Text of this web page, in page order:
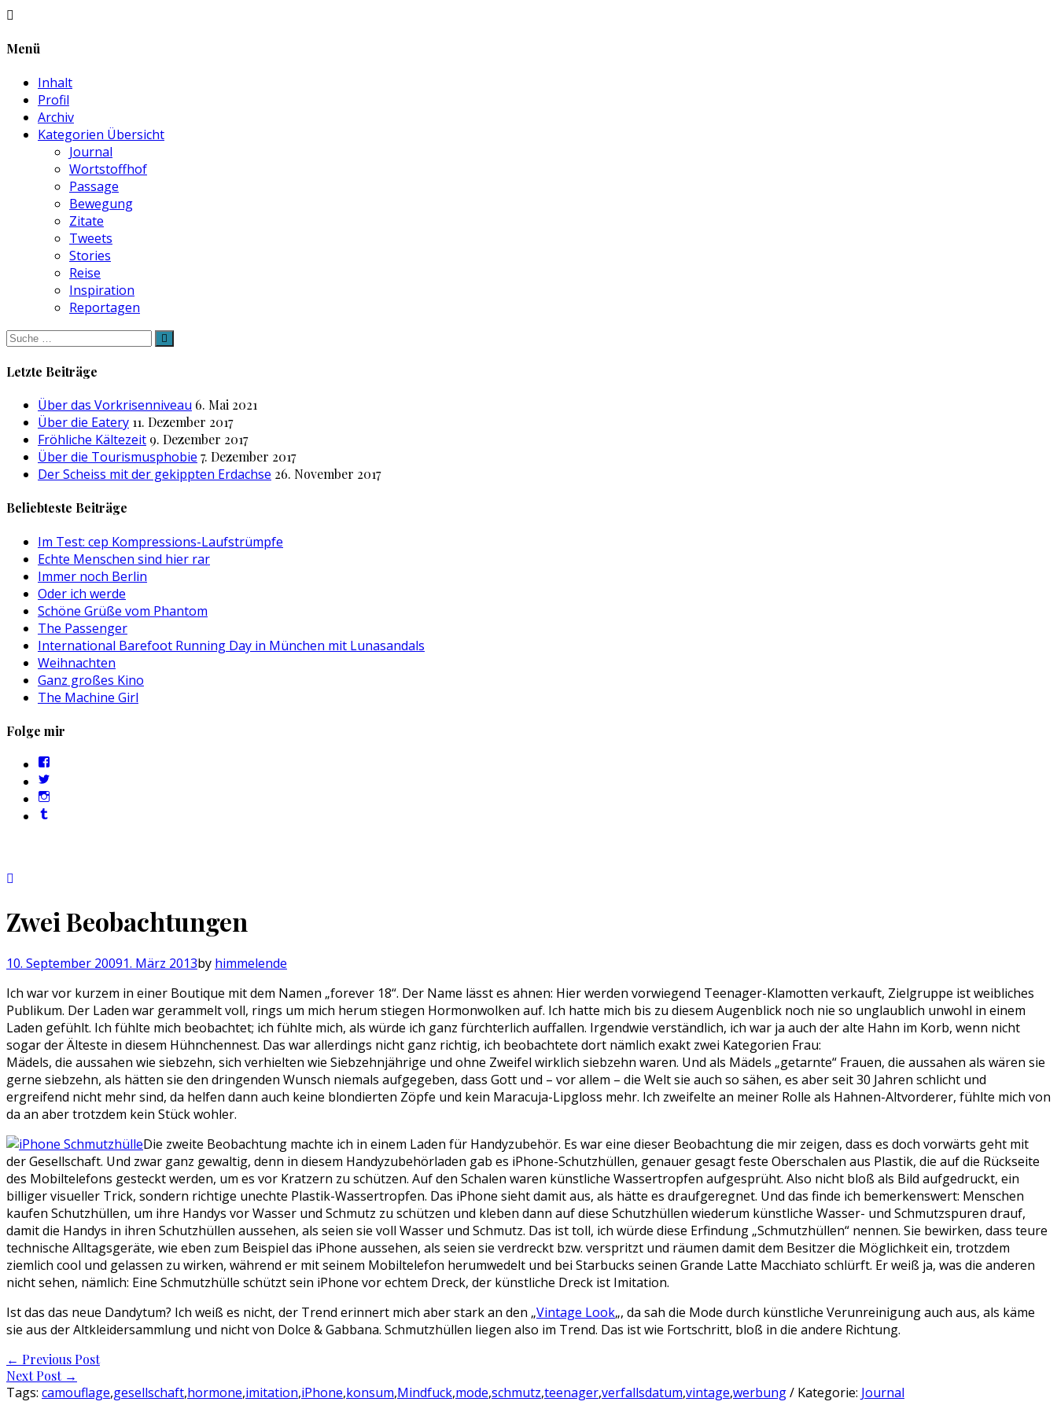
Menü
Inhalt
Profil
Archiv
Kategorien Übersicht
Journal
Wortstoffhof
Passage
Bewegung
Zitate
Tweets
Stories
Reise
Inspiration
Reportagen
Suche
nach:
Letzte Beiträge
Über das Vorkrisenniveau 6. Mai 2021
Über die Eatery 11. Dezember 2017
Fröhliche Kältezeit 9. Dezember 2017
Über die Tourismusphobie 7. Dezember 2017
Der Scheiss mit der gekippten Erdachse 26. November 2017
Beliebteste Beiträge
Im Test: cep Kompressions-Laufstrümpfe
Echte Menschen sind hier rar
Immer noch Berlin
Oder ich werde
Schöne Grüße vom Phantom
The Passenger
International Barefoot Running Day in München mit Lunasandals
Weihnachten
Ganz großes Kino
The Machine Girl
Folge mir
Zwei Beobachtungen
10. September 20091. März 2013by himmelende
Ich war vor kurzem in einer Boutique mit dem Namen „forever 18“. Der Name lässt es ahnen: Hier werden vorwiegend Teenager-Klamotten verkauft, Zielgruppe ist weibliches
Publikum. Der Laden war gerammelt voll, rings um mich herum stiegen Hormonwolken auf. Ich hatte mich bis zu diesem Augenblick noch nie so unglaublich unwohl in einem
Laden gefühlt. Ich fühlte mich beobachtet; ich fühlte mich, als würde ich ganz fürchterlich auffallen. Irgendwie verständlich, ich war ja auch der alte Hahn im Korb, wenn nicht
sogar der Älteste in diesem Hühnchennest. Das war allerdings nicht ganz richtig, ich beobachtete dort nämlich exakt zwei Kategorien Frau:
Mädels, die aussahen wie siebzehn, sich verhielten wie Siebzehnjährige und ohne Zweifel wirklich siebzehn waren. Und als Mädels „getarnte“ Frauen, die aussahen als wären sie
gerne siebzehn, als hätten sie den dringenden Wunsch niemals aufgegeben, dass Gott und – vor allem – die Welt sie auch so sähen, es aber seit 30 Jahren schlicht und
ergreifend nicht mehr sind, da helfen dann auch keine blondierten Zöpfe und kein Maracuja-Lipgloss mehr. Ich zweifelte an meiner Rolle als Hahnen-Altvorderer, fühlte mich von
da an aber trotzdem kein Stück wohler.
Die zweite Beobachtung machte ich in einem Laden für Handyzubehör. Es war eine dieser Beobachtung die mir zeigen, dass es doch vorwärts geht mit
der Gesellschaft. Und zwar ganz gewaltig, denn in diesem Handyzubehörladen gab es iPhone-Schutzhüllen, genauer gesagt feste Oberschalen aus Plastik, die auf die Rückseite
des Mobiltelefons gesteckt werden, um es vor Kratzern zu schützen. Auf den Schalen waren künstliche Wassertropfen aufgesprüht. Also nicht bloß als Bild aufgedruckt, ein
billiger visueller Trick, sondern richtige unechte Plastik-Wassertropfen. Das iPhone sieht damit aus, als hätte es draufgeregnet. Und das finde ich bemerkenswert: Menschen
kaufen Schutzhüllen, um ihre Handys vor Wasser und Schmutz zu schützen und kleben dann auf diese Schutzhüllen wiederum künstliche Wasser- und Schmutzspuren drauf,
damit die Handys in ihren Schutzhüllen aussehen, als seien sie voll Wasser und Schmutz. Das ist toll, ich würde diese Erfindung „Schmutzhüllen“ nennen. Sie bewirken, dass teure
technische Alltagsgeräte, wie eben zum Beispiel das iPhone aussehen, als seien sie verdreckt bzw. verspritzt und räumen damit dem Besitzer die Möglichkeit ein, trotzdem
ziemlich cool und gelassen zu wirken, während er mit seinem Mobiltelefon herumwedelt und bei Starbucks seinen Grande Latte Macchiato schlürft. Er weiß ja, was die anderen
nicht sehen, nämlich: Eine Schmutzhülle schützt sein iPhone vor echtem Dreck, der künstliche Dreck ist Imitation.
Ist das das neue Dandytum? Ich weiß es nicht, der Trend erinnert mich aber stark an den „Vintage Look„, da sah die Mode durch künstliche Verunreinigung auch aus, als käme
sie aus der Altkleidersammlung und nicht von Dolce & Gabbana. Schmutzhüllen liegen also im Trend. Das ist wie Fortschritt, bloß in die andere Richtung.
Post
navigation
← Previous Post
Next Post →
Tags: camouflage,gesellschaft,hormone,imitation,iPhone,konsum,Mindfuck,mode,schmutz,teenager,verfallsdatum,vintage,werbung/ Kategorie: Journal